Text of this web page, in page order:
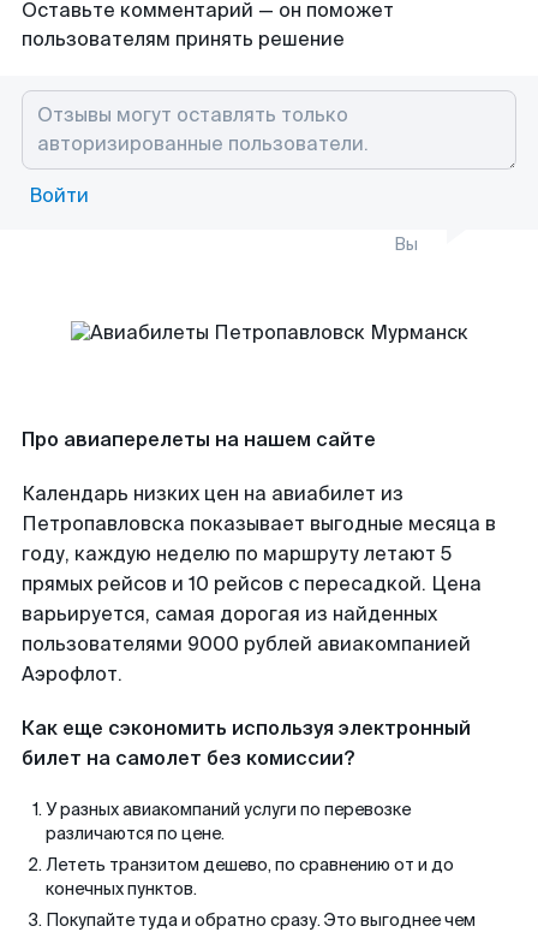
Оставьте комментарий — он поможет
пользователям принять решение
Войти
Вы
Про авиаперелеты на нашем сайте
Календарь низких цен на авиабилет из
Петропавловска показывает выгодные месяца в
году, каждую неделю по маршруту летают 5
прямых рейсов и 10 рейсов с пересадкой. Цена
варьируется, самая дорогая из найденных
пользователями 9000 рублей авиакомпанией
Аэрофлот.
Как еще сэкономить используя электронный
билет на самолет без комиссии?
У разных авиакомпаний услуги по перевозке
различаются по цене.
Лететь транзитом дешево, по сравнению от и до
конечных пунктов.
Покупайте туда и обратно сразу. Это выгоднее чем